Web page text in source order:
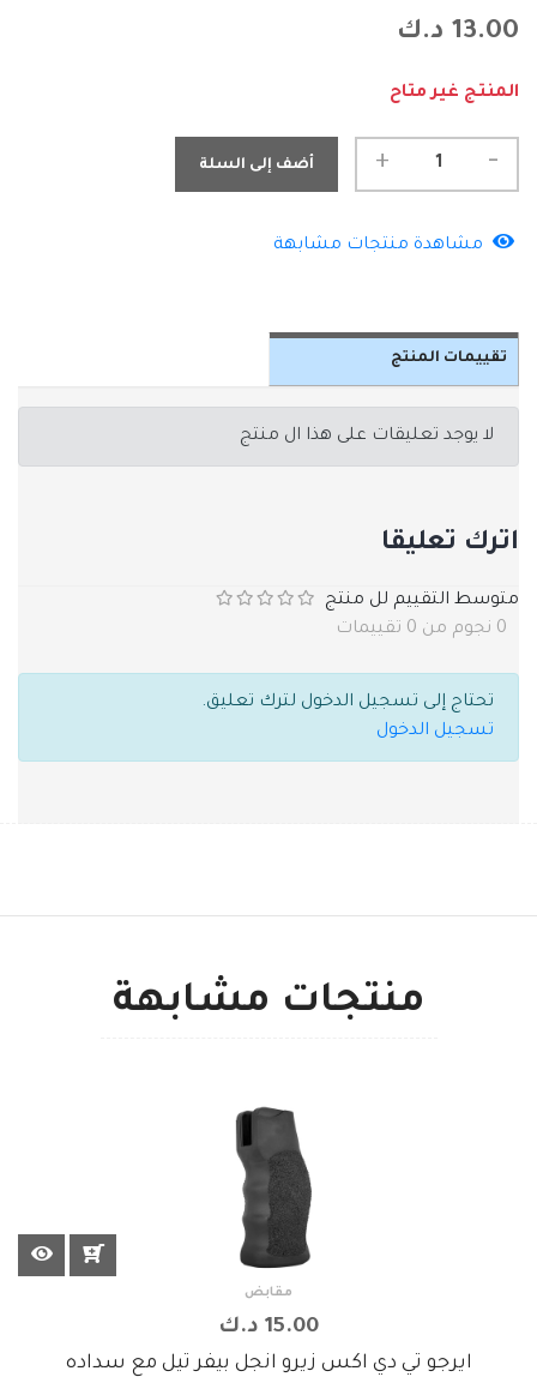
13.00 د.ك
المنتج غير متاح
-
+ أضف إلى السلة
مشاهدة منتجات مشابهة
تقييمات المنتج
لا يوجد تعليقات على هذا ال منتج
اترك تعليقا
متوسط التقييم لل منتج
0 نجوم من 0 تقييمات
تحتاج إلى تسجيل الدخول لترك تعليق.
تسجيل الدخول
منتجات مشابهة
مقابض
15.00 د.ك
ايرجو تي دي اكس زيرو انجل بيفر تيل مع سداده